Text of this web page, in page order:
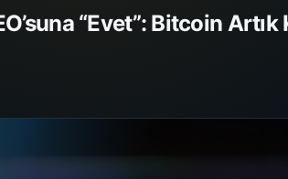
“Evet”: Bitcoin